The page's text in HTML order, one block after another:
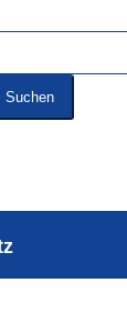
Suchen
(Volltextsuche)